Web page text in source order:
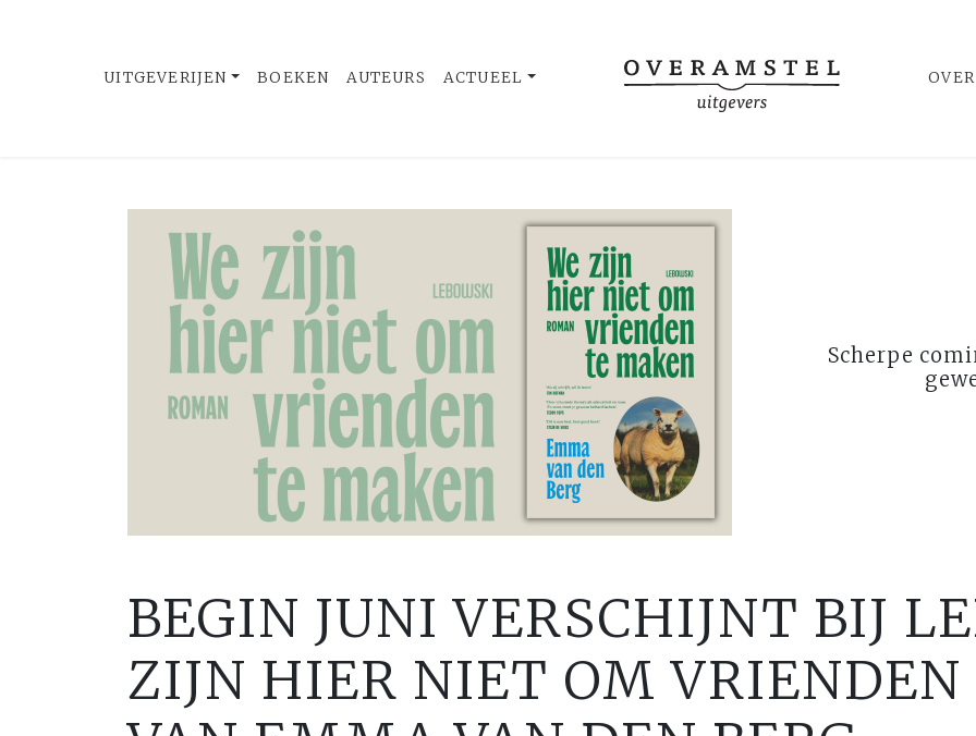
UITGEVERIJEN BOEKEN AUTEURS ACTUEEL
Scherpe
BEGIN JUNI VERSCHIJNT BIJ
ZIJN HIER NIET OM